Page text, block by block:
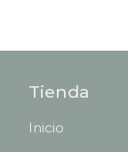
Tienda
Inicio